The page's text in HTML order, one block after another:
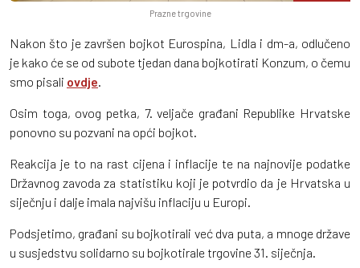
Prazne trgovine
Nakon što je završen bojkot Eurospina, Lidla i dm-a, odlučeno
je kako će se od subote tjedan dana bojkotirati Konzum, o čemu
smo pisali ovdje.
Osim toga, ovog petka, 7. veljače građani Republike Hrvatske
ponovno su pozvani na opći bojkot.
Reakcija je to na rast cijena i inflacije te na najnovije podatke
Državnog zavoda za statistiku koji je potvrdio da je Hrvatska u
siječnju i dalje imala najvišu inflaciju u Europi.
Podsjetimo, građani su bojkotirali već dva puta, a mnoge države
u susjedstvu solidarno su bojkotirale trgovine 31. siječnja.